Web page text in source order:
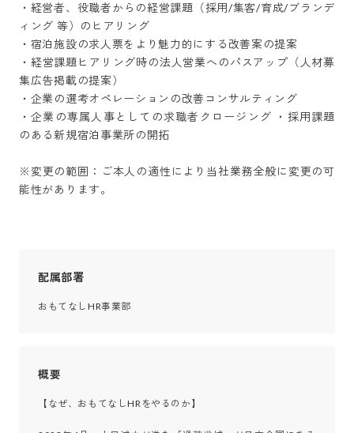
・経営者、役職者からの経営課題（採用/集客/育成/ブランデ
ィング 等）のヒアリング
・宿泊施設の求人票をより魅力的にする改善案の提案
・経営課題ヒアリング時の法人営業へのパスアップ（人材募
集広告掲載の提案）
・企業の選考オペレーションの改善コンサルティング
・企業の専属人事としての求職者クロージング ・採用課題
のある新規宿泊事業所の開拓
※変更の範囲：ご本人の適性により当社業務全般に変更の可
能性があります。
配属部署
おもてなしHR事業部
概要
【なぜ、おもてなしHRをやるのか】